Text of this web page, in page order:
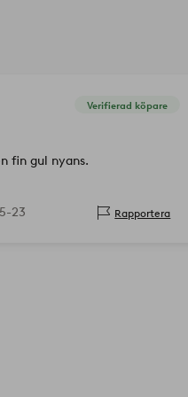
Verifierad köpare
fin gul nyans.
23 Rapportera